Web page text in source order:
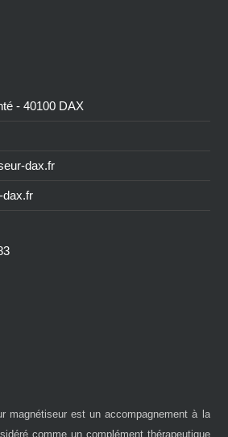
- 40100 DAX
dax.fr
dax.fr
magnétiseur est un accompagnement à la
comme un complément thérapeutique